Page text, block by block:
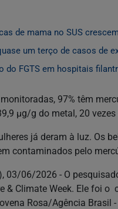
de mama no SUS
um terço de casos de
do FGTS em hospitais
97% têm
µg/g do metal, 20
já deram à luz. Os
contaminados pelo
03/06/2026 - O
& Climate Week. Ele foi
Rosa/Agência Brasil